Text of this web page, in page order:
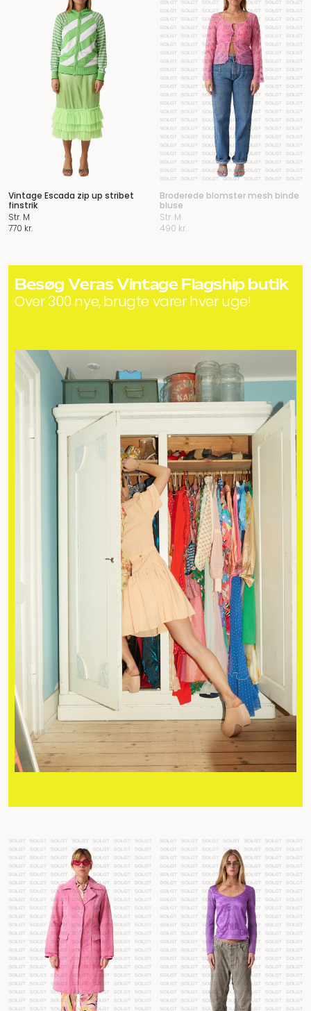
Vintage Escada zip up stribet
finstrik
Str. M
770 kr.
Broderede blomster mesh binde
bluse
Str. M
490 kr.
Besøg Veras Vintage Flagship butik
Over 300 nye, brugte varer hver uge!